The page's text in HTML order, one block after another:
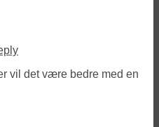
vil det være bedre med en